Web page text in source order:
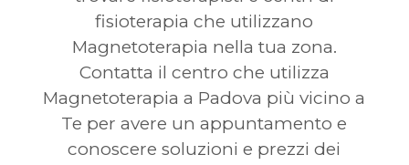
fisioterapia che utilizzano
Magnetoterapia nella tua zona.
Contatta il centro che utilizza
Magnetoterapia a Padova più vicino a
Te per avere un appuntamento e
conoscere soluzioni e prezzi dei